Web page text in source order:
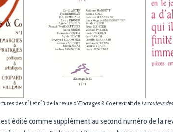
des n°1 et n°8 de la revue d’Æncrages & Co et extrait de La couleur
édité comme supplément au second numéro de la